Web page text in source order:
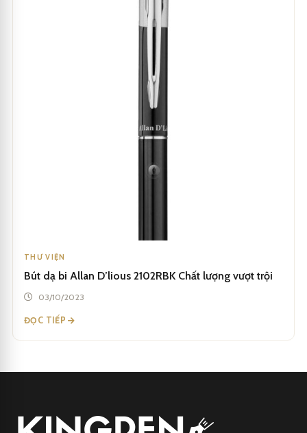
THƯ VIỆN
Bút dạ bi Allan D’lious 2102RBK Chất lượng vượt trội
03/10/2023
ĐỌC TIẾP